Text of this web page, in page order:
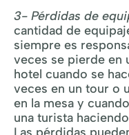
3- Pérdidas de
cantidad de
siempre es
veces se pierde en
hotel cuando se
veces en un tour o
en la mesa y
una turista
Las pérdidas